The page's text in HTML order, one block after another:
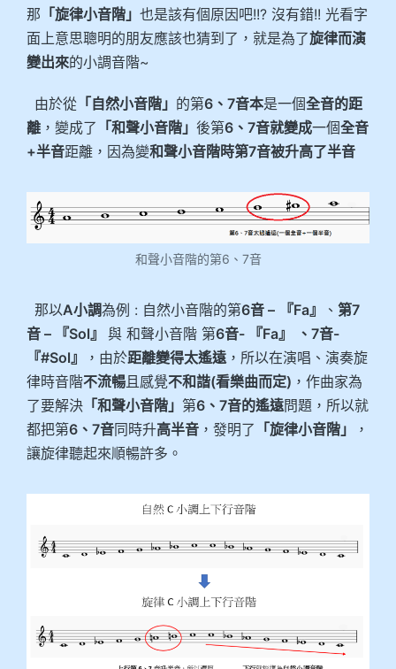
那 「旋律小音階」 也是該有個原因吧!!? 沒有錯!! 光看字
面上意思聰明的朋友應該也猜到了，就是為了旋律而演
變出來的小調音階~
由於從 「自然小音階」 的第6、7音本是一個全音的距
離 ，變成了 「和聲小音階」 後第6、7音就變成一個全音
+半音距離，因為變和聲小音階時第7音被升高了半音
和聲小音階的第6、7音
那以A小調為例 : 自然小音階的第6音 – 『Fa』 、 第7
音 – 『Sol』 與 和聲小音階 第6音- 『Fa』
、7音-
『#Sol』 ，由於距離變得太遙遠，所以在演唱、演奏旋
律時音階不流暢且感覺不和諧(看樂曲而定) ，作曲家為
了要解決 「和聲小音階」 第6、7音的遙遠問題，所以就
都把第6、7音同時升高半音 ，發明了 「旋律小音階」
，
讓旋律聽起來順暢許多。